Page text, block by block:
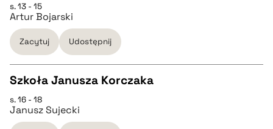
pobierz cytat
CZYSTY TEKST
pobierz cytat
BIBTEX
pobierz cytat
s. 13 - 15
Artur Bojarski
Zacytuj Udostępnij
CZYSTY TEKST
Szkoła Janusza Korczaka
s. 16 - 18
Janusz Sujecki